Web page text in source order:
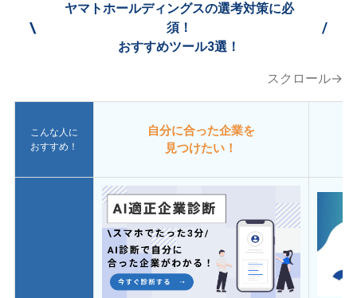
\
ヤマトホールディングスの選考対策に必
須！
おすすめツール3選！
/
スクロール→
こんな人に
おすすめ！
自分に合った企業を
見つけたい！